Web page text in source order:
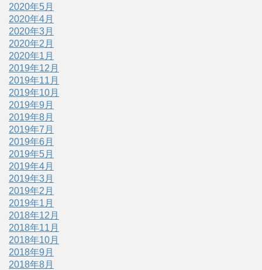
2020年5月
2020年4月
2020年3月
2020年2月
2020年1月
2019年12月
2019年11月
2019年10月
2019年9月
2019年8月
2019年7月
2019年6月
2019年5月
2019年4月
2019年3月
2019年2月
2019年1月
2018年12月
2018年11月
2018年10月
2018年9月
2018年8月